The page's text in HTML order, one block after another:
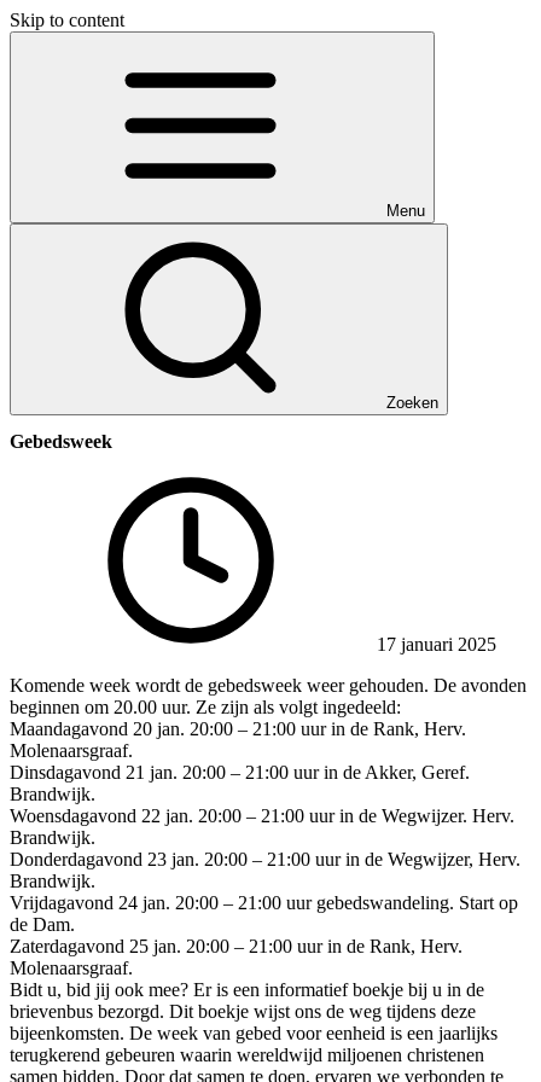
Skip to content
Menu
Zoeken
Gebedsweek
17 januari 2025
Komende week wordt de gebedsweek weer gehouden. De avonden
beginnen om 20.00 uur. Ze zijn als volgt ingedeeld:
Maandagavond 20 jan. 20:00 – 21:00 uur in de Rank, Herv.
Molenaarsgraaf.
Dinsdagavond 21 jan. 20:00 – 21:00 uur in de Akker, Geref.
Brandwijk.
Woensdagavond 22 jan. 20:00 – 21:00 uur in de Wegwijzer. Herv.
Brandwijk.
Donderdagavond 23 jan. 20:00 – 21:00 uur in de Wegwijzer, Herv.
Brandwijk.
Vrijdagavond 24 jan. 20:00 – 21:00 uur gebedswandeling. Start op
de Dam.
Zaterdagavond 25 jan. 20:00 – 21:00 uur in de Rank, Herv.
Molenaarsgraaf.
Bidt u, bid jij ook mee? Er is een informatief boekje bij u in de
brievenbus bezorgd. Dit boekje wijst ons de weg tijdens deze
bijeenkomsten. De week van gebed voor eenheid is een jaarlijks
terugkerend gebeuren waarin wereldwijd miljoenen christenen
samen bidden. Door dat samen te doen, ervaren we verbonden te